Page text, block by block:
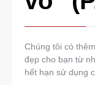
Chúng tôi có
đẹp cho bạn từ
hết hạn sử dụng